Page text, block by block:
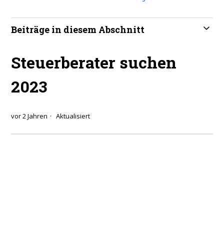
Beiträge in diesem Abschnitt
Steuerberater suchen
2023
vor 2 Jahren Aktualisiert